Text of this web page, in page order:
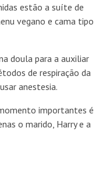
estão a suíte de
vegano e cama tipo
doula para a auxiliar
de respiração da
anestesia.
importantes é
o marido, Harry e a